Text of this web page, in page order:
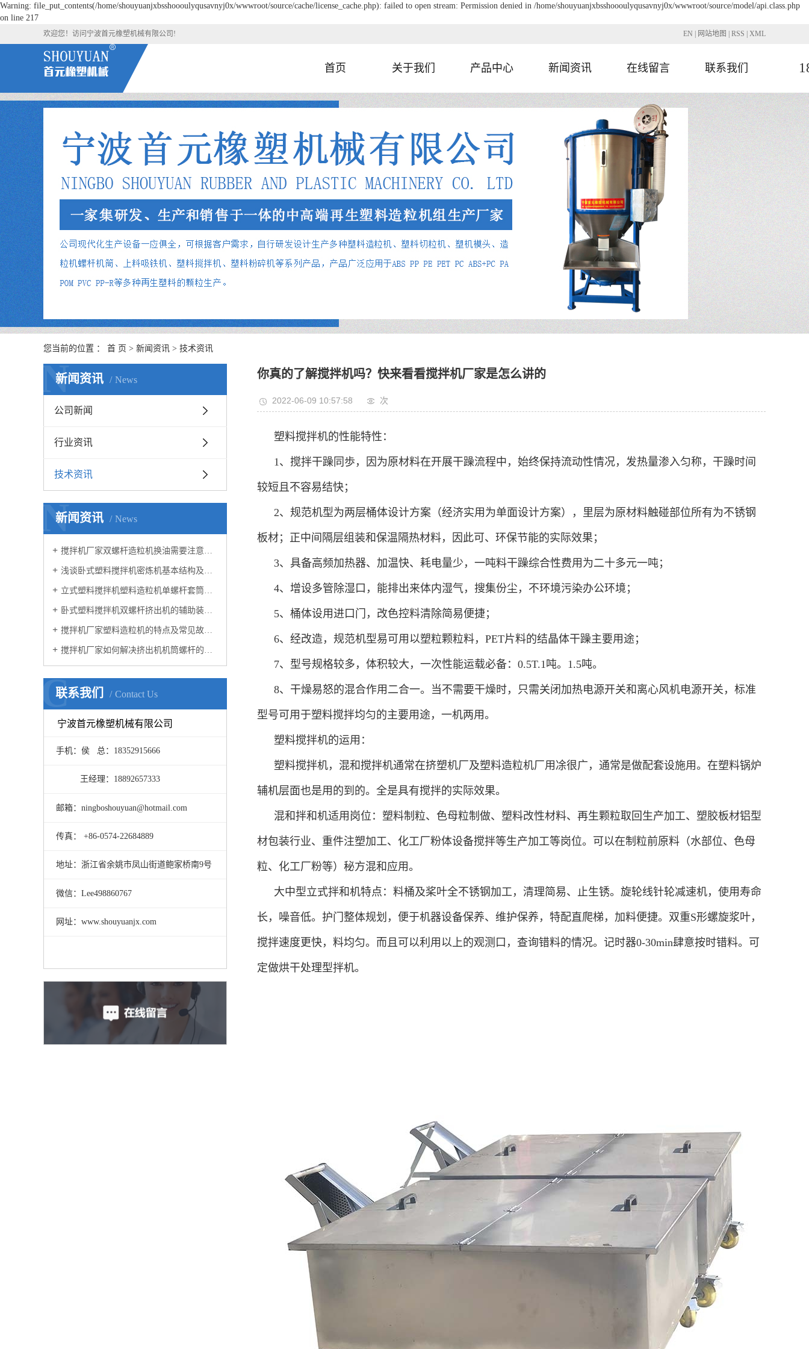
Warning: file_put_contents(/home/shouyuanjxbsshoooulyqusavnyj0x/wwwroot/source/cache/license_cache.php): failed to open stream: Permission denied in /home/shouyuanjxbsshoooulyqusavnyj0x/wwwroot/source/model/api.class.php
on line 217
欢迎您！访问宁波首元橡塑机械有限公司! EN 网站地图 RSS XML
首页 关于我们 产品中心 新闻资讯 在线留言 联系我们
您当前的位置 ： 首 页 > 新闻资讯 > 技术资讯
新闻资讯 News
N
公司新闻
行业资讯
技术资讯
新闻资讯 News
N
搅拌机厂家双螺杆造粒机换油需要注意的细节
浅谈卧式塑料搅拌机密炼机基本结构及工作原理
立式塑料搅拌机塑料造粒机单螺杆套筒螺杆的经济技术价值以及特点
卧式塑料搅拌机双螺杆挤出机的辅助装置以及电流不稳的原因？
搅拌机厂家塑料造粒机的特点及常见故障维修方法
搅拌机厂家如何解决挤出机机筒螺杆的内部堵塞问题？
联系我们 Contact Us
C
宁波首元橡塑机械有限公司
手机：侯 总：18352915666
王经理：18892657333
邮箱：ningboshouyuan@hotmail.com
传真： +86-0574-22684889
地址：浙江省余姚市凤山街道鲍家桥南9号
微信：Lee498860767
网址：www.shouyuanjx.com
你真的了解搅拌机吗？快来看看搅拌机厂家是怎么讲的
2022-06-09 10:57:58 次
塑料搅拌机的性能特性：
1、搅拌干躁同歩，因为原材料在开展干躁流程中，始终保持流动性情况，发热量渗入匀称，干躁时间
较短且不容易结快；
2、规范机型为两层桶体设计方案（经济实用为单面设计方案），里层为原材料触碰部位所有为不锈钢
板材；正中间隔层组装和保温隔热材料，因此可、环保节能的实际效果；
3、具备高频加热器、加温快、耗电量少，一吨料干躁综合性费用为二十多元一吨；
4、增设多管除湿口，能排出来体内湿气，搜集份尘，不环境污染办公环境；
5、桶体设用进口门，改色控料清除简易便捷；
6、经改造，规范机型易可用以塑粒颗粒料，PET片料的结晶体干躁主要用途；
7、型号规格较多，体积较大，一次性能运载必备：0.5T.1吨。1.5吨。
8、干燥易怒的混合作用二合一。当不需要干燥时，只需关闭加热电源开关和离心风机电源开关，标准
型号可用于塑料搅拌均匀的主要用途，一机两用。
塑料搅拌机的运用：
塑料搅拌机，混和搅拌机通常在挤塑机厂及塑料造粒机厂用凃很广，通常是做配套设施用。在塑料锅炉
辅机层面也是用的到的。全是具有搅拌的实际效果。
混和拌和机适用岗位：塑料制粒、色母粒制做、塑料改性材料、再生颗粒取回生产加工、塑胶板材铝型
材包装行业、重件注塑加工、化工厂粉体设备搅拌等生产加工等岗位。可以在制粒前原料（水部位、色母
粒、化工厂粉等）秘方混和应用。
大中型立式拌和机特点：料桶及桨叶全不锈钢加工，清理简易、止生锈。旋轮线针轮减速机，使用寿命
长，噪音低。护门整体规划，便于机器设备保养、维护保养，特配直爬梯，加料便捷。双重S形螺旋浆叶，
搅拌速度更快，料均匀。而且可以利用以上的观测口，查询错料的情况。记时器0-30min肆意按时错料。可
定做烘干处理型拌机。